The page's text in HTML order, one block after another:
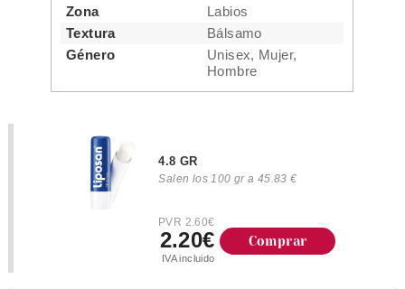
Zona
Labios
Textura
Bálsamo
Género
Unisex, Mujer,
Hombre
4.8 GR
Salen los 100 gr a 45.83 €
PVR 2.60€
2.20€
IVA incluido
Comprar